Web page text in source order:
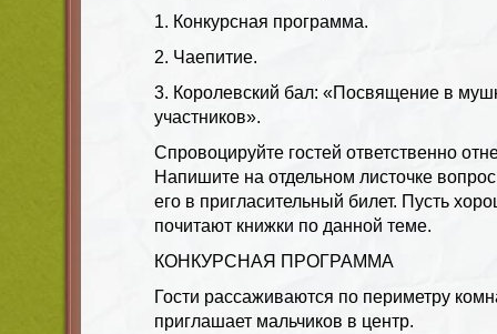
1. Конкурсная программа.
2. Чаепитие.
3. Королевский бал: «Посвящение в
участников».
Спровоцируйте гостей ответственно
Напишите на отдельном листочке
его в пригласительный билет. Пусть
почитают книжки по данной теме.
КОНКУРСНАЯ ПРОГРАММА
Гости рассаживаются по периметру
приглашает мальчиков в центр.